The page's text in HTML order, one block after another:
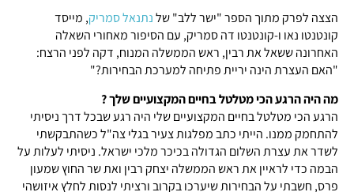
הצצה לפרק מתוך הספר "ישר ללב" שלנתנאל סמריק, מייסד
קונטנטו נאו ו-קונטנטו דה סמריק, עם הסיפור מאחורי השאלה
האחרונה ששאל את רבין, ראש הממשלה המנוח, דקה לפני הרצח:
"האם העצרת הינה יריית פתיחה למערכת הבחירות?"
מה היה הרגע הכי מטלטל בחיים המקצועיים שלך ?
הרגע הכי מטלטל בחיים המקצועיים שלי היה רגע שבכל דרך ניסיתי
להתחמק ממנו. הייתי כתב מפלגות צעיר בגלי צה"ל כשהתבקשתי
לשדר את עצרת השלום הגדולה בכיכר מלכי ישראל. ניסיתי לעלות על
הבמה כדי לראיין את ראש הממשלה יצחק רבין ואת שר החוץ שמעון
פרס, חשבתי על הבחירות שיערכו בקרוב ורציתי לנסות לחלץ איזושהי